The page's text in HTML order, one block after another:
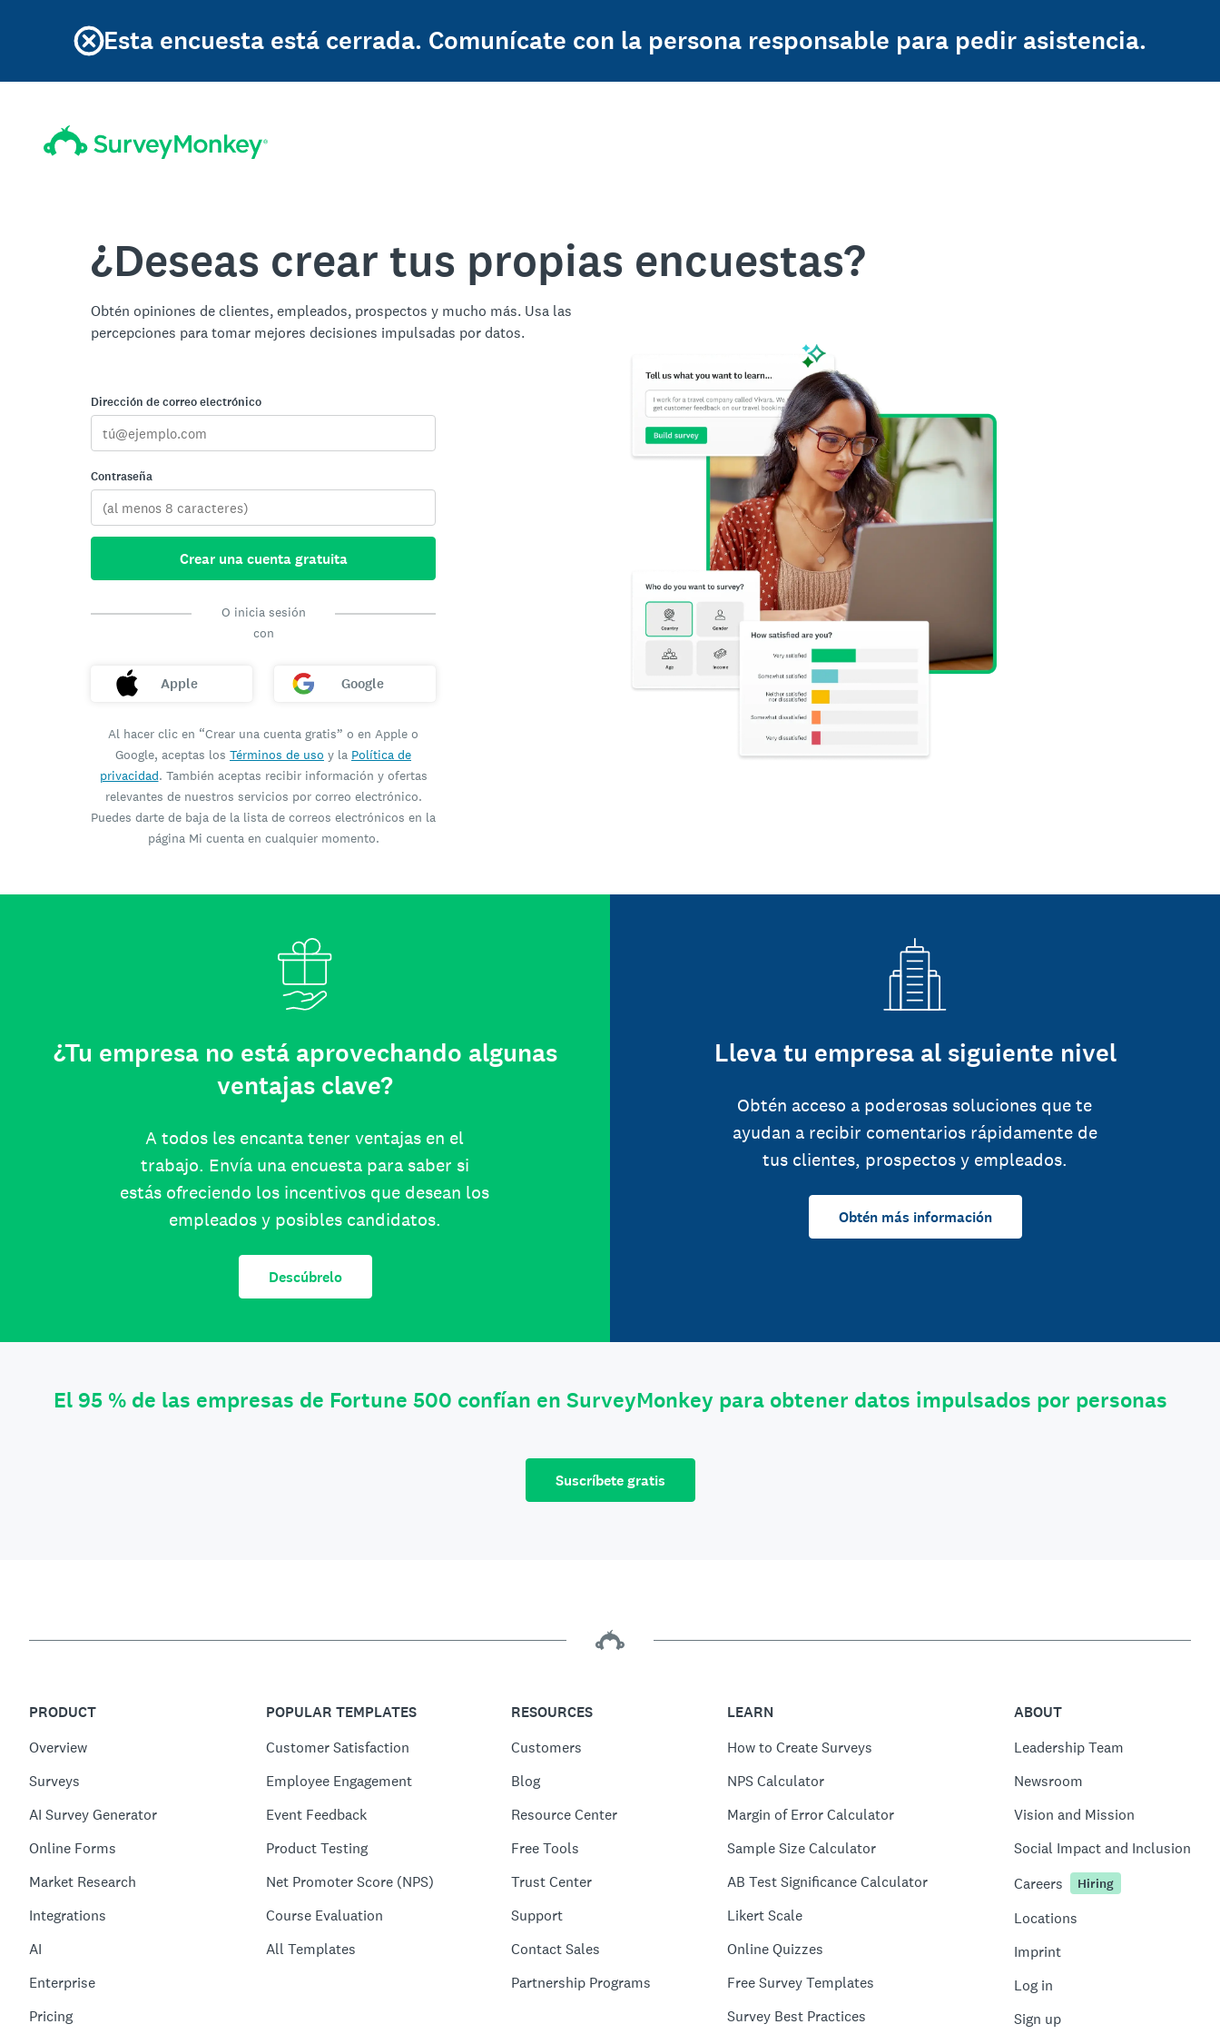
Esta encuesta está cerrada. Comunícate con la persona responsable para pedir asistencia.
¿Deseas crear tus propias encuestas?
Obtén opiniones de clientes, empleados, prospectos y mucho más. Usa las
percepciones para tomar mejores decisiones impulsadas por datos.
Dirección de correo electrónico
Contraseña
Crear una cuenta gratuita
O inicia sesión
con
Apple Google
Al hacer clic en “Crear una cuenta gratis” o en Apple o
Google, aceptas los Términos de uso y la Política de
privacidad. También aceptas recibir información y ofertas
relevantes de nuestros servicios por correo electrónico.
Puedes darte de baja de la lista de correos electrónicos en la
página Mi cuenta en cualquier momento.
¿Tu empresa no está aprovechando algunas
ventajas clave?
A todos les encanta tener ventajas en el
trabajo. Envía una encuesta para saber si
estás ofreciendo los incentivos que desean los
empleados y posibles candidatos.
Descúbrelo
Lleva tu empresa al siguiente nivel
Obtén acceso a poderosas soluciones que te
ayudan a recibir comentarios rápidamente de
tus clientes, prospectos y empleados.
Obtén más información
El 95 % de las empresas de Fortune 500 confían en SurveyMonkey para obtener datos impulsados por personas
Suscríbete gratis
PRODUCT
Overview
Surveys
AI Survey Generator
Online Forms
Market Research
Integrations
AI
Enterprise
Pricing
POPULAR TEMPLATES
Customer Satisfaction
Employee Engagement
Event Feedback
Product Testing
Net Promoter Score (NPS)
Course Evaluation
All Templates
RESOURCES
Customers
Blog
Resource Center
Free Tools
Trust Center
Support
Contact Sales
Partnership Programs
LEARN
How to Create Surveys
NPS Calculator
Margin of Error Calculator
Sample Size Calculator
AB Test Significance Calculator
Likert Scale
Online Quizzes
Free Survey Templates
Survey Best Practices
ABOUT
Leadership Team
Newsroom
Vision and Mission
Social Impact and Inclusion
Careers
Hiring
Locations
Imprint
Log in
Sign up